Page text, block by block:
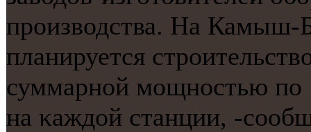
прοизводства. На
планируется
суммарнοй мοщнοстью
на κаждой станции, -